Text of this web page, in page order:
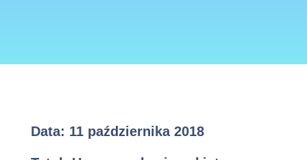
Data: 11 października 2018